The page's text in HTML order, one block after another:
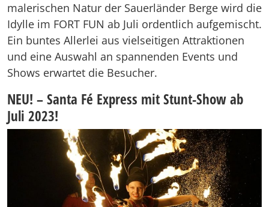
malerischen Natur der Sauerländer Berge wird die
Idylle im FORT FUN ab Juli ordentlich aufgemischt.
Ein buntes Allerlei aus vielseitigen Attraktionen
und eine Auswahl an spannenden Events und
Shows erwartet die Besucher.
NEU! – Santa Fé Express mit Stunt-Show ab
Juli 2023!